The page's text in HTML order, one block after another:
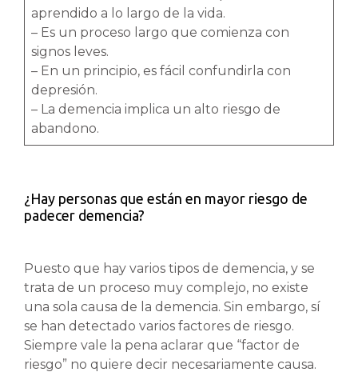
aprendido a lo largo de la vida.
– Es un proceso largo que comienza con
signos leves.
– En un principio, es fácil confundirla con
depresión.
– La demencia implica un alto riesgo de
abandono.
¿Hay personas que están en mayor riesgo de
padecer demencia?
Puesto que hay varios tipos de demencia, y se
trata de un proceso muy complejo, no existe
una sola causa de la demencia. Sin embargo, sí
se han detectado varios factores de riesgo.
Siempre vale la pena aclarar que “factor de
riesgo” no quiere decir necesariamente causa.